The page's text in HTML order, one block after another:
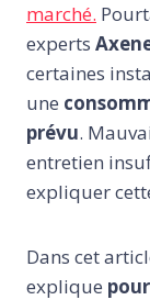
marché.
experts
certaines
une
prévu.
entretien
expliquer
Dans cet
explique